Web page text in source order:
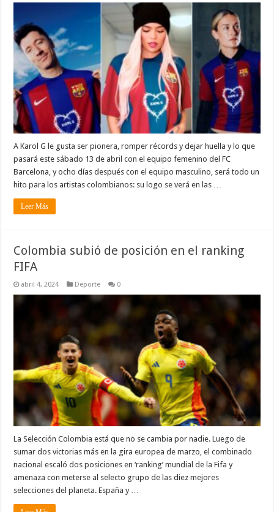
A Karol G le gusta ser pionera, romper récords y dejar huella y lo que
pasará este sábado 13 de abril con el equipo femenino del FC
Barcelona, y ocho días después con el equipo masculino, será todo un
hito para los artistas colombianos: su logo se verá en las …
Leer Más
Colombia subió de posición en el ranking
FIFA
abril 4, 2024 Deporte 0
La Selección Colombia está que no se cambia por nadie. Luego de
sumar dos victorias más en la gira europea de marzo, el combinado
nacional escaló dos posiciones en ‘ranking’ mundial de la Fifa y
amenaza con meterse al selecto grupo de las diez mejores
selecciones del planeta. España y …